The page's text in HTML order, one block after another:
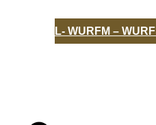
L- WURFM – WURF